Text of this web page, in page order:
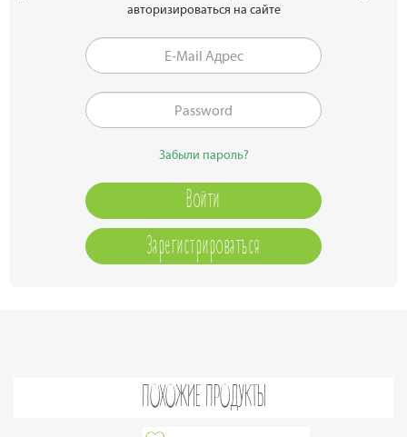
авторизироваться на сайте
Забыли пароль?
Зарегистрироваться
ПОХОЖИЕ ПРОДУКТЫ